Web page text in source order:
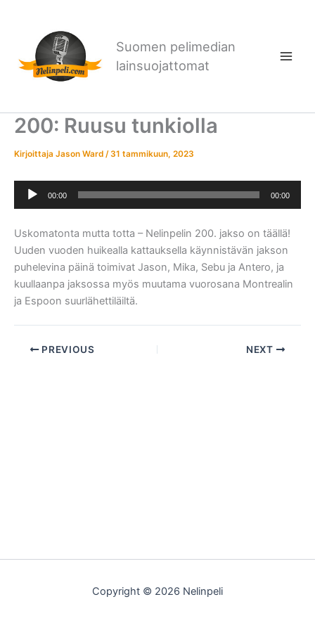
Suomen pelimedian
lainsuojattomat
200: Ruusu tunkiolla
Kirjoittaja Jason Ward /31 tammikuun, 2023
Äänitoistin
00:00 00:00
Uskomatonta mutta totta – Nelinpelin 200. jakso on täällä!
Uuden vuoden huikealla kattauksella käynnistävän jakson
puhelevina päinä toimivat Jason, Mika, Sebu ja Antero, ja
kuullaanpa jaksossa myös muutama vuorosana Montrealin
ja Espoon suurlähettiläiltä.
PREVIOUS NEXT
Copyright © 2026 Nelinpeli